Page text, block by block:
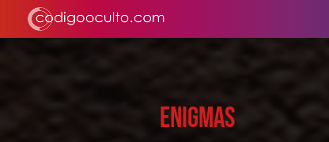
ENIGMAS